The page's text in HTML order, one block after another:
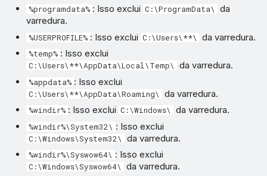
%programdata% : Isso exclui C:\ProgramData\
da
varredura.
%USERPROFILE% : Isso exclui C:\Users\**\ da varredura.
%temp% : Isso exclui
C:\Users\**\AppData\Local\Temp\ da varredura.
%appdata% : Isso exclui
C:\Users\**\AppData\Roaming\ da varredura.
%windir% : Isso exclui C:\Windows\ da varredura.
%windir%\System32\ : Isso exclui
C:\Windows\System32\ da varredura.
%windir%\Syswow64\ : Isso exclui
C:\Windows\Syswow64\ da varredura.